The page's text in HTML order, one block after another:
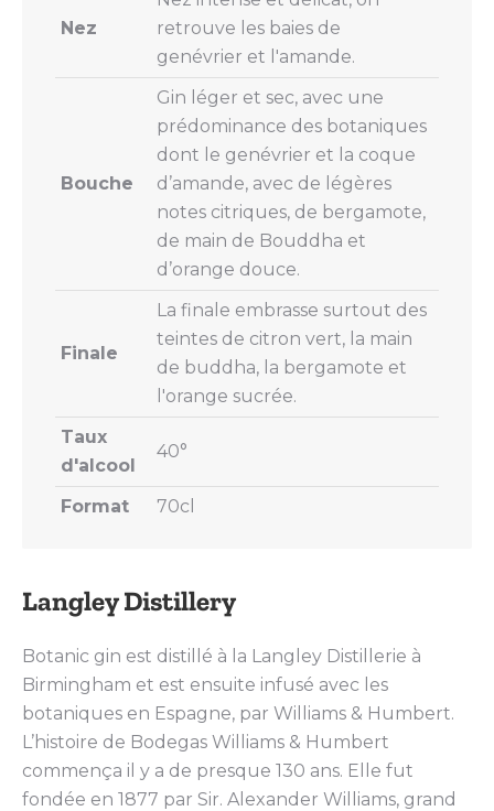
Langley Distillery
Botanic gin est distillé à la Langley Distillerie à
Birmingham et est ensuite infusé avec les
botaniques en Espagne, par Williams & Humbert.
L’histoire de Bodegas Williams & Humbert
commença il y a de presque 130 ans. Elle fut
fondée en 1877 par Sir. Alexander Williams, grand
Nez
retrouve les baies de
genévrier et l'amande.
Bouche
Gin léger et sec, avec une
prédominance des botaniques
dont le genévrier et la coque
d’amande, avec de légères
notes citriques, de bergamote,
de main de Bouddha et
d’orange douce.
Finale
La finale embrasse surtout des
teintes de citron vert, la main
de buddha, la bergamote et
l'orange sucrée.
Taux
d'alcool
40°
Format 70cl